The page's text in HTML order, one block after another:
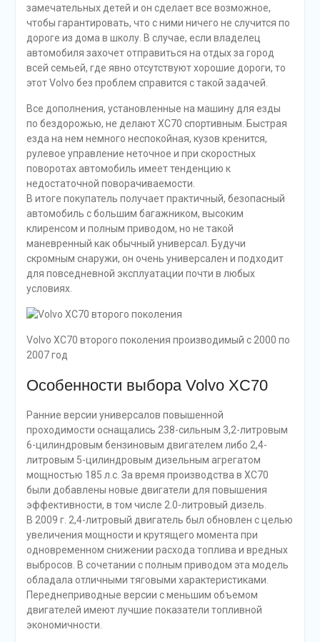
замечательных детей и он сделает все возможное,
чтобы гарантировать, что с ними ничего не случится по
дороге из дома в школу. В случае, если владелец
автомобиля захочет отправиться на отдых за город
всей семьей, где явно отсутствуют хорошие дороги, то
этот Volvo без проблем справится с такой задачей.
Все дополнения, установленные на машину для езды
по бездорожью, не делают XC70 спортивным. Быстрая
езда на нем немного неспокойная, кузов кренится,
рулевое управление неточное и при скоростных
поворотах автомобиль имеет тенденцию к
недостаточной поворачиваемости.
В итоге покупатель получает практичный, безопасный
автомобиль с большим багажником, высоким
клиренсом и полным приводом, но не такой
маневренный как обычный универсал. Будучи
скромным снаружи, он очень универсален и подходит
для повседневной эксплуатации почти в любых
условиях.
Volvo XC70 второго поколения производимый с 2000 по
2007 год
Особенности выбора Volvo XC70
Ранние версии универсалов повышенной
проходимости оснащались 238-сильным 3,2-литровым
6-цилиндровым бензиновым двигателем либо 2,4-
литровым 5-цилиндровым дизельным агрегатом
мощностью 185 л.с. За время производства в XC70
были добавлены новые двигатели для повышения
эффективности, в том числе 2.0-литровый дизель.
В 2009 г. 2,4-литровый двигатель был обновлен с целью
увеличения мощности и крутящего момента при
одновременном снижении расхода топлива и вредных
выбросов. В сочетании с полным приводом эта модель
обладала отличными тяговыми характеристиками.
Переднеприводные версии с меньшим объемом
двигателей имеют лучшие показатели топливной
экономичности.